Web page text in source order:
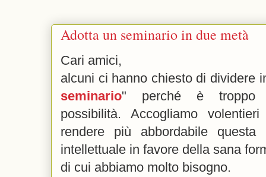
Adotta un seminario in due metà
Cari amici,
alcuni ci hanno chiesto di dividere
seminario" perché è troppo
possibilità. Accogliamo
rendere più abbordabile
intellettuale in favore della sana
di cui abbiamo molto bisogno.